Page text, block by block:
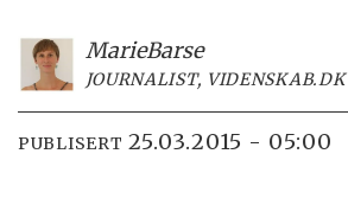
MarieBarse
JOURNALIST, VIDENSKAB.DK
PUBLISERT 25.03.2015 - 05:00